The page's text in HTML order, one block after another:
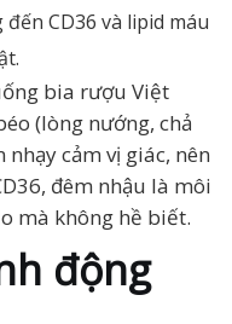
CD36 và lipid máu
bia rượu Việt
(lòng nướng, chả
cảm vị giác, nên
đêm nhậu là môi
mà không hề biết.
động